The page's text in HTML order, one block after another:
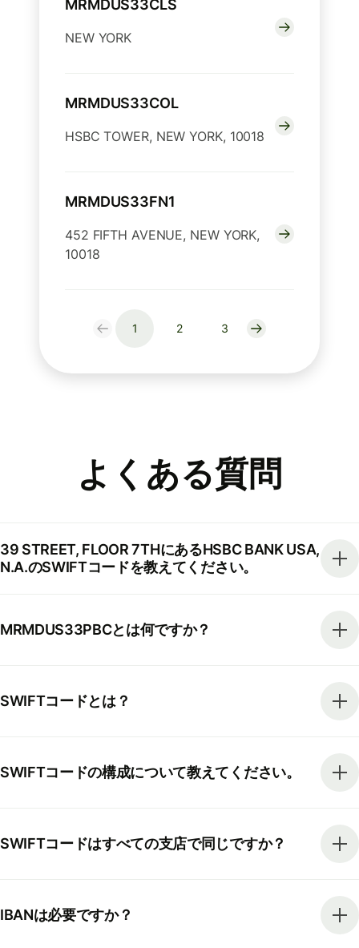
MRMDUS33CLS
NEW YORK
MRMDUS33COL
HSBC TOWER, NEW YORK, 10018
MRMDUS33FN1
452 FIFTH AVENUE, NEW YORK,
10018
1 2 3
よくある質問
39 STREET, FLOOR 7THにあるHSBC BANK USA,
N.A.のSWIFTコードを教えてください。
MRMDUS33PBCとは何ですか？
SWIFTコードとは？
SWIFTコードの構成について教えてください。
SWIFTコードはすべての支店で同じですか？
IBANは必要ですか？